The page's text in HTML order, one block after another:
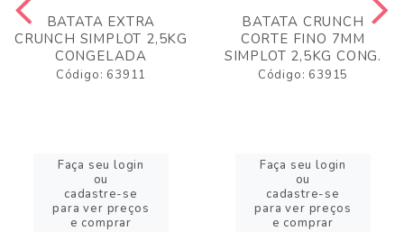
BATATA EXTRA
CRUNCH SIMPLOT 2,5KG
CONGELADA
Código: 63911
Faça seu login
ou
cadastre-se
para ver preços
e comprar
BATATA CRUNCH
CORTE FINO 7MM
SIMPLOT 2,5KG CONG.
Código: 63915
Faça seu login
ou
cadastre-se
para ver preços
e comprar